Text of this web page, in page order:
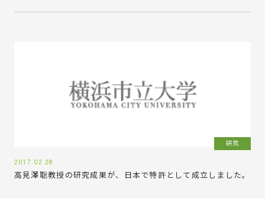
研究
2017.02.28
高見澤聡教授の研究成果が、日本で特許として成立しました。